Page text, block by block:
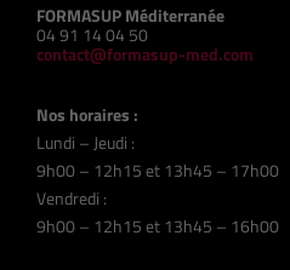
FORMASUP Méditerranée
04 91 14 04 50
contact@formasup-med.com
Nos horaires :
Lundi – Jeudi :
9h00 – 12h15 et 13h45 – 17h00
Vendredi :
9h00 – 12h15 et 13h45 – 16h00